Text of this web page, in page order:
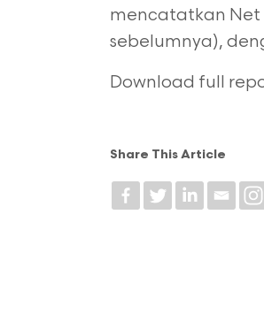
mencatatkan Net
sebelumnya),
Download full
Share This Article